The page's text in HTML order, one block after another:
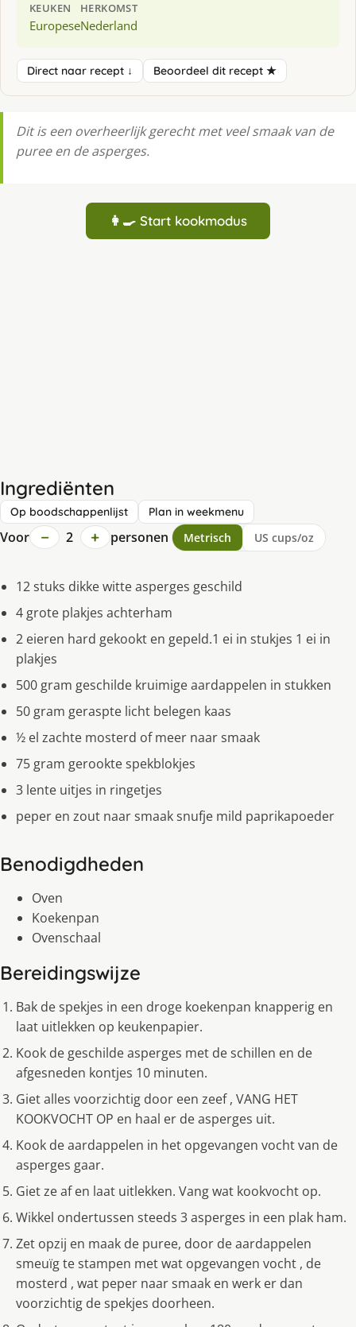
KEUKEN
Europese
HERKOMST
Nederland
Direct naar recept ↓ Beoordeel dit recept ★
Dit is een overheerlijk gerecht met veel smaak van de
puree en de asperges.
👩‍🍳 Start kookmodus
Ingrediënten
Op boodschappenlijst Plan in weekmenu
Voor − 2 + personen Metrisch US cups/oz
12 stuks dikke witte asperges geschild
4 grote plakjes achterham
2 eieren hard gekookt en gepeld.1 ei in stukjes 1 ei in
plakjes
500 gram geschilde kruimige aardappelen in stukken
50 gram geraspte licht belegen kaas
½ el zachte mosterd of meer naar smaak
75 gram gerookte spekblokjes
3 lente uitjes in ringetjes
peper en zout naar smaak snufje mild paprikapoeder
Benodigdheden
Oven
Koekenpan
Ovenschaal
Bereidingswijze
Bak de spekjes in een droge koekenpan knapperig en
laat uitlekken op keukenpapier.
Kook de geschilde asperges met de schillen en de
afgesneden kontjes 10 minuten.
Giet alles voorzichtig door een zeef , VANG HET
KOOKVOCHT OP en haal er de asperges uit.
Kook de aardappelen in het opgevangen vocht van de
asperges gaar.
Giet ze af en laat uitlekken. Vang wat kookvocht op.
Wikkel ondertussen steeds 3 asperges in een plak ham.
Zet opzĳ en maak de puree, door de aardappelen
smeuïg te stampen met wat opgevangen vocht , de
mosterd , wat peper naar smaak en werk er dan
voorzichtig de spekjes doorheen.